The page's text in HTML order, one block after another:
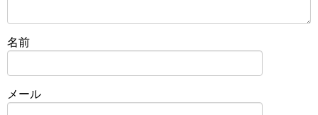
名前
メール